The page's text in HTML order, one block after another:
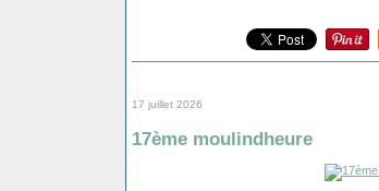
17 juillet 2026
17ème moulindheure